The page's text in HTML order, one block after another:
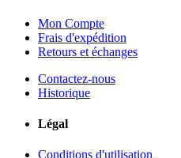
Mon Compte
Frais d'expédition
Retours et échanges
Contactez-nous
Historique
Légal
Conditions d'utilisation